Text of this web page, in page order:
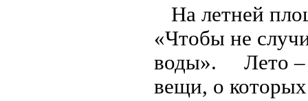
На летней
«Чтобы не
воды». Лето –
вещи, о которых